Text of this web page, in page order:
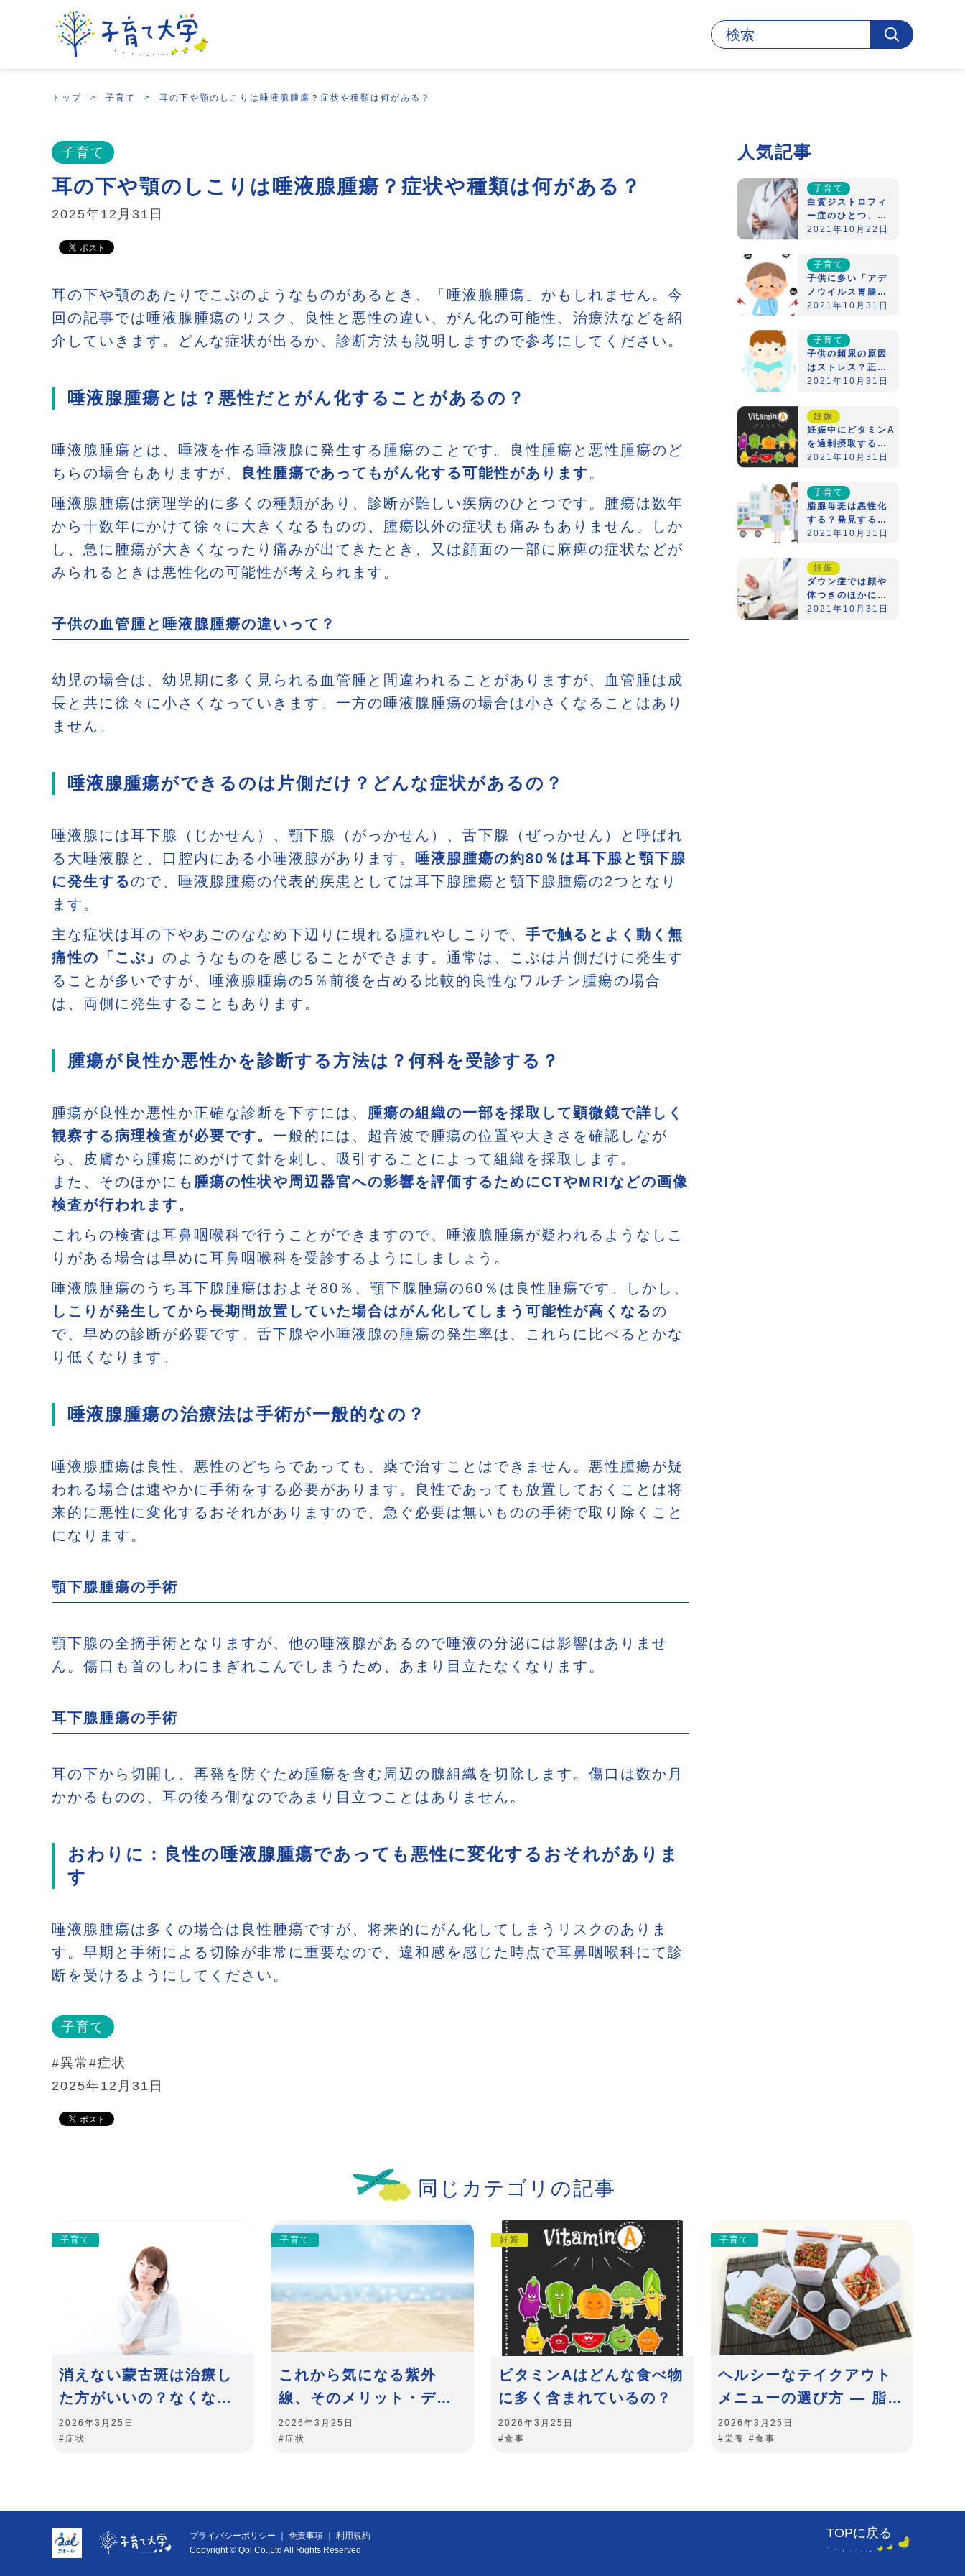
トップ 子育て 耳の下や顎のしこりは唾液腺腫瘍？症状や種類は何がある？
子育て
耳の下や顎のしこりは唾液腺腫瘍？症状や種類は何がある？
2025年12月31日
耳の下や顎のあたりでこぶのようなものがあるとき、「唾液腺腫瘍」かもしれません。今
回の記事では唾液腺腫瘍のリスク、良性と悪性の違い、がん化の可能性、治療法などを紹
介していきます。どんな症状が出るか、診断方法も説明しますので参考にしてください。
唾液腺腫瘍とは？悪性だとがん化することがあるの？
唾液腺腫瘍とは、唾液を作る唾液腺に発生する腫瘍のことです。良性腫瘍と悪性腫瘍のど
ちらの場合もありますが、
良性腫瘍であってもがん化する可能性があります。
唾液腺腫瘍は病理学的に多くの種類があり、診断が難しい疾病のひとつです。腫瘍は数年
から十数年にかけて徐々に大きくなるものの、腫瘍以外の症状も痛みもありません。しか
し、急に腫瘍が大きくなったり痛みが出てきたとき、又は顔面の一部に麻痺の症状などが
みられるときは悪性化の可能性が考えられます。
子供の血管腫と唾液腺腫瘍の違いって？
幼児の場合は、幼児期に多く見られる血管腫と間違われることがありますが、血管腫は成
長と共に徐々に小さくなっていきます。一方の唾液腺腫瘍の場合は小さくなることはあり
ません。
唾液腺腫瘍ができるのは片側だけ？どんな症状があるの？
唾液腺には耳下腺（じかせん）、顎下腺（がっかせん）、舌下腺（ぜっかせん）と呼ばれ
る大唾液腺と、口腔内にある小唾液腺があります。 唾液腺腫瘍の約80％は耳下腺と顎下腺
に発生するので、唾液腺腫瘍の代表的疾患としては耳下腺腫瘍と顎下腺腫瘍の2つとなり
ます。
主な症状は耳の下やあごのななめ下辺りに現れる腫れやしこりで、 手で触るとよく動く無
痛性の「こぶ」 のようなものを感じることができます。通常は、こぶは片側だけに発生す
ることが多いですが、唾液腺腫瘍の5％前後を占める比較的良性なワルチン腫瘍の場合
は、両側に発生することもあります。
腫瘍が良性か悪性かを診断する方法は？何科を受診する？
腫瘍が良性か悪性か正確な診断を下すには、 腫瘍の組織の一部を採取して顕微鏡で詳しく
観察する病理検査が必要です。 一般的には、超音波で腫瘍の位置や大きさを確認しなが
ら、皮膚から腫瘍にめがけて針を刺し、吸引することによって組織を採取します。
また、そのほかにも 腫瘍の性状や周辺器官への影響を評価するためにCTやMRIなどの画像
検査が行われます。
これらの検査は耳鼻咽喉科で行うことができますので、唾液腺腫瘍が疑われるようなしこ
りがある場合は早めに耳鼻咽喉科を受診するようにしましょう。
唾液腺腫瘍のうち耳下腺腫瘍はおよそ80％、顎下腺腫瘍の60％は良性腫瘍です。しかし、
しこりが発生してから長期間放置していた場合はがん化してしまう可能性が高くなるの
で、早めの診断が必要です。舌下腺や小唾液腺の腫瘍の発生率は、これらに比べるとかな
り低くなります。
唾液腺腫瘍の治療法は手術が一般的なの？
唾液腺腫瘍は良性、悪性のどちらであっても、薬で治すことはできません。悪性腫瘍が疑
われる場合は速やかに手術をする必要があります。良性であっても放置しておくことは将
来的に悪性に変化するおそれがありますので、急ぐ必要は無いものの手術で取り除くこと
になります。
顎下腺腫瘍の手術
顎下腺の全摘手術となりますが、他の唾液腺があるので唾液の分泌には影響はありませ
ん。傷口も首のしわにまぎれこんでしまうため、あまり目立たなくなります。
耳下腺腫瘍の手術
耳の下から切開し、再発を防ぐため腫瘍を含む周辺の腺組織を切除します。傷口は数か月
かかるものの、耳の後ろ側なのであまり目立つことはありません。
おわりに：良性の唾液腺腫瘍であっても悪性に変化するおそれがありま
す
唾液腺腫瘍は多くの場合は良性腫瘍ですが、将来的にがん化してしまうリスクのありま
す。早期と手術による切除が非常に重要なので、違和感を感じた時点で耳鼻咽喉科にて診
断を受けるようにしてください。
子育て
#異常 #症状
2025年12月31日
人気記事
子育て
白質ジストロフィ
ー症のひとつ、異
染性白質ジストロ
2021年10月22日
子育て
子供に多い「アデ
ノウイルス胃腸
炎」とは？
2021年10月31日
子育て
子供の頻尿の原因
はストレス？正し
いトレーニングの
2021年10月31日
妊娠
妊娠中にビタミンA
を過剰摂取すると
どんなリスクがあ
2021年10月31日
子育て
脂腺母斑は悪性化
する？発見するた
めの注意点は？
2021年10月31日
妊娠
ダウン症では顔や
体つきのほかにど
のような特徴がみ
2021年10月31日
同じカテゴリの記事
子育て
消えない蒙古斑は治療し
た方がいいの？なくなら
ない青あざの原因とは
2026年3月25日
#症状
子育て
これから気になる紫外
線、そのメリット・デメ
リットや対策を知ろう
2026年3月25日
#症状
妊娠
ビタミンAはどんな食べ物
に多く含まれているの？
2026年3月25日
#食事
子育て
ヘルシーなテイクアウト
メニューの選び方 ― 脂
質、塩分、カロリーを抑
えるポイントとは？
2026年3月25日
#栄養
#食事
プライバシーポリシー 免責事項
利用規約
Copyright © Qol Co.,Ltd All Rights Reserved
TOPに戻る